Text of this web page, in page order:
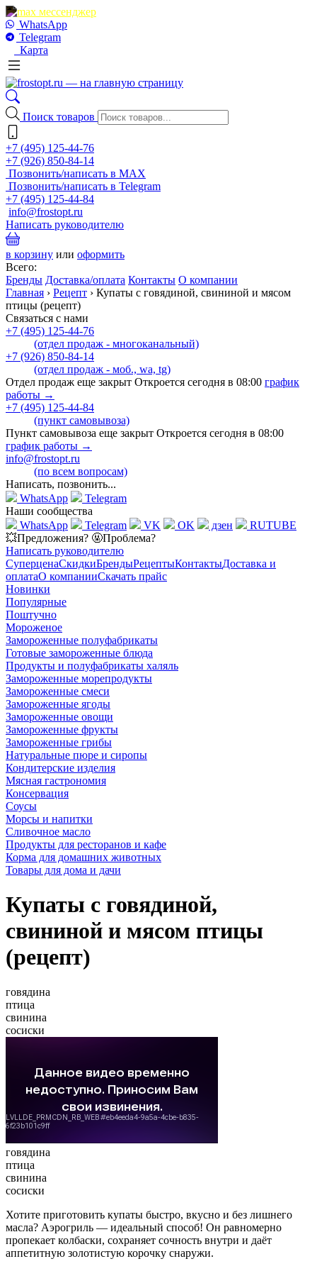
WhatsApp
Telegram
Карта
Поиск товаров
+7 (495) 125-44-76
+7 (926) 850-84-14
Позвонить/написать в MAX
Позвонить/написать в Telegram
+7 (495) 125-44-84
info@frostopt.ru
Написать руководителю
в корзину или оформить
Всего:
Бренды Доставка/оплата Контакты О компании
Главная › Рецепт › Купаты с говядиной, свининой и мясом
птицы (рецепт)
Связаться с нами
+7 (495) 125-44-76
(отдел продаж - многоканальный)
+7 (926) 850-84-14
(отдел продаж - моб., wa, tg)
Отдел продаж еще закрыт Откроется сегодня в 08:00 график
работы →
+7 (495) 125-44-84
(пункт самовывоза)
Пункт самовывоза еще закрыт Откроется сегодня в 08:00
график работы →
info@frostopt.ru
(по всем вопросам)
Написать, позвонить...
WhatsApp
Telegram
Наши сообщества
WhatsApp
Telegram VK OK дзен
RUTUBE
💥Предложения? 🤬Проблема?
Написать руководителю
СуперценаСкидкиБрендыРецептыКонтактыДоставка и
оплатаО компанииСкачать прайс
Новинки
Популярные
Поштучно
Мороженое
Замороженные полуфабрикаты
Готовые замороженные блюда
Продукты и полуфабрикаты халяль
Замороженные морепродукты
Замороженные смеси
Замороженные ягоды
Замороженные овощи
Замороженные фрукты
Замороженные грибы
Натуральные пюре и сиропы
Кондитерские изделия
Мясная гастрономия
Консервация
Соусы
Морсы и напитки
Сливочное масло
Продукты для ресторанов и кафе
Корма для домашних животных
Товары для дома и дачи
Купаты с говядиной,
свининой и мясом птицы
(рецепт)
говядина
птица
свинина
сосиски
говядина
птица
свинина
сосиски
Хотите приготовить купаты быстро, вкусно и без лишнего
масла? Аэрогриль — идеальный способ! Он равномерно
пропекает колбаски, сохраняет сочность внутри и даёт
аппетитную золотистую корочку снаружи.